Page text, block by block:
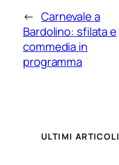
← Carnevale a
Bardolino: sfilata e
commedia in
programma
ULTIMI ARTICOLI